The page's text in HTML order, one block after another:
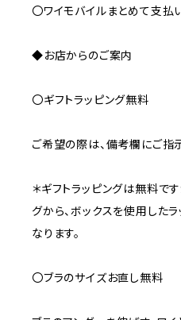
〇ワイモバイルまとめて支払
◆お店からのご案内
〇ギフトラッピング無料
ご希望の際は、備考欄にご指
＊ギフトラッピングは無料で
グから、ボックスを使用した
なります。
〇ブラのサイズお直し無料